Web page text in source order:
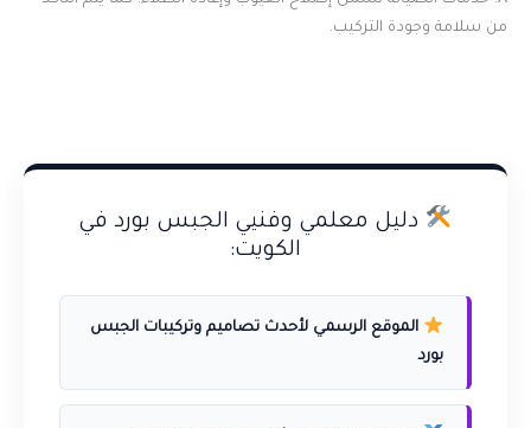
من سلامة وجودة التركيب.
دليل معلمي وفنيي الجبس بورد في
الكويت:
الموقع الرسمي لأحدث تصاميم وتركيبات الجبس
بورد